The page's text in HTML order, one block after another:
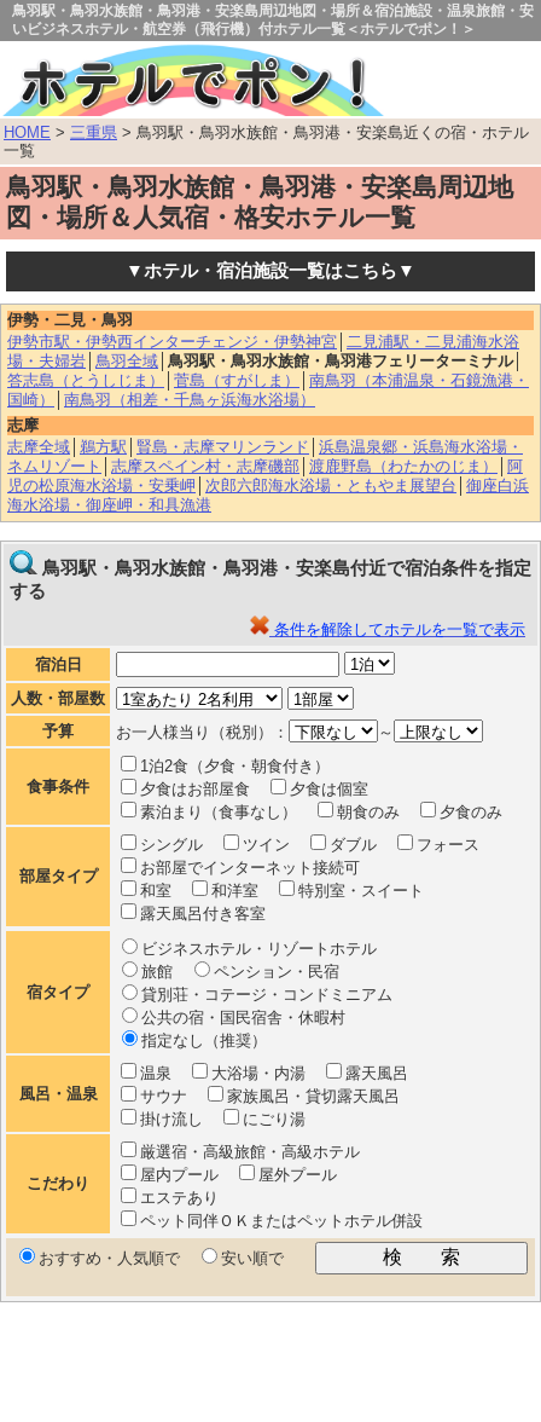
鳥羽駅・鳥羽水族館・鳥羽港・安楽島周辺地図・場所＆宿泊施設・温泉旅館・安
いビジネスホテル・航空券（飛行機）付ホテル一覧＜ホテルでポン！＞
HOME > 三重県 > 鳥羽駅・鳥羽水族館・鳥羽港・安楽島近くの宿・ホテル
一覧
鳥羽駅・鳥羽水族館・鳥羽港・安楽島周辺地
図・場所＆人気宿・格安ホテル一覧
▼ホテル・宿泊施設一覧はこちら▼
伊勢・二見・鳥羽
伊勢市駅・伊勢西インターチェンジ・伊勢神宮 二見浦駅・二見浦海水浴
場・夫婦岩 鳥羽全域 鳥羽駅・鳥羽水族館・鳥羽港フェリーターミナル│
答志島（とうしじま）
菅島（すがしま）
南鳥羽（本浦温泉・石鏡漁港・
国崎）
南鳥羽（相差・千鳥ヶ浜海水浴場）
志摩
志摩全域 鵜方駅 賢島・志摩マリンランド 浜島温泉郷・浜島海水浴場・
ネムリゾート
志摩スペイン村・志摩磯部 渡鹿野島（わたかのじま）
阿
児の松原海水浴場・安乗岬
次郎六郎海水浴場・ともやま展望台 御座白浜
海水浴場・御座岬・和具漁港
鳥羽駅・鳥羽水族館・鳥羽港・安楽島付近で宿泊条件を指定
する
条件を解除してホテルを一覧で表示
宿泊日
人数・部屋数
予算
お一人様当り（税別）： ～
食事条件
1泊2食（夕食・朝食付き）
夕食はお部屋食
夕食は個室
素泊まり（食事なし）
朝食のみ 夕食のみ
部屋タイプ
シングル ツイン ダブル
フォース
お部屋でインターネット接続可
和室
和洋室
特別室・スイート
露天風呂付き客室
宿タイプ
ビジネスホテル・リゾートホテル
旅館
ペンション・民宿
貸別荘・コテージ・コンドミニアム
公共の宿・国民宿舎・休暇村
指定なし（推奨）
風呂・温泉
温泉 大浴場・内湯
露天風呂
サウナ
家族風呂・貸切露天風呂
掛け流し
にごり湯
こだわり
厳選宿・高級旅館・高級ホテル
屋内プール
屋外プール
エステあり
ペット同伴ＯＫまたはペットホテル併設
おすすめ・人気順で 安い順で